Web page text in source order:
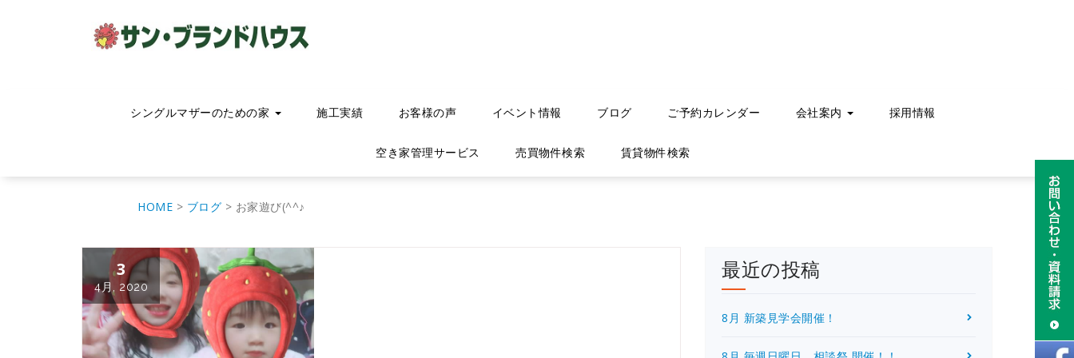
シングルマザーのための家 施工実績 お客様の声 イベント情報 ブログ ご予約カレンダー 会社案内 採用情報
空き家管理サービス 売買物件検索 賃貸物件検索
HOME > ブログ > お家遊び(^^♪
3
4月, 2020
最近の投稿
8月 新築見学会開催！